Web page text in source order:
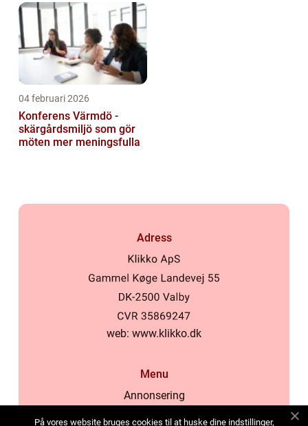
04 februari 2026
Konferens Värmdö -
skärgårdsmiljö som gör
möten mer meningsfulla
Adress
web: www.klikko.dk
Menu
Annonsering
På vores website bruges cookies til at huske dine indstillinger,